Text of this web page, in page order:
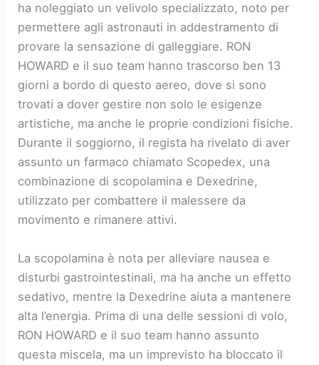
ha noleggiato un velivolo specializzato, noto per
permettere agli astronauti in addestramento di
provare la sensazione di galleggiare. RON
HOWARD e il suo team hanno trascorso ben 13
giorni a bordo di questo aereo, dove si sono
trovati a dover gestire non solo le esigenze
artistiche, ma anche le proprie condizioni fisiche.
Durante il soggiorno, il regista ha rivelato di aver
assunto un farmaco chiamato Scopedex, una
combinazione di scopolamina e Dexedrine,
utilizzato per combattere il malessere da
movimento e rimanere attivi.
La scopolamina è nota per alleviare nausea e
disturbi gastrointestinali, ma ha anche un effetto
sedativo, mentre la Dexedrine aiuta a mantenere
alta l’energia. Prima di una delle sessioni di volo,
RON HOWARD e il suo team hanno assunto
questa miscela, ma un imprevisto ha bloccato il